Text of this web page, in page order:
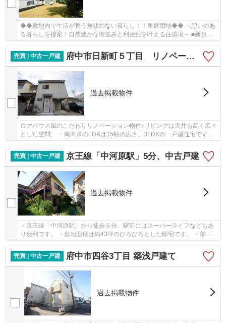
◆◆敷地内で生活が整う無駄のない暮らし！！車返団地◆◆ ～憩いのあ
る暮らしを提案！自然豊かな街並みと利便性を叶える住環境～ ■新規リ
売買 | 中古一戸建
府中市日新町５丁目 リノベーション戸建て
過去掲載物件
ログハウス風のこだわりリノベーション物件♪リビングは天井も高く広々
とした空間。 ・南向きのLDKは15帖の広さ。3LDKの一戸建住宅です。
売買 | 中古一戸建
京王線「中河原駅」5分、中古戸建
過去掲載物件
・京王線「中河原駅」から徒歩５分。駅前にはスーパーライフなどもあ
り便利です。 ・敷地面積は約43坪のひろびろとした邸宅です。 ・部屋
数多く4LDKの間取り！昔ながらの間取りのため...
売買 | 中古一戸建
府中市四谷3丁目 築浅戸建て
過去掲載物件